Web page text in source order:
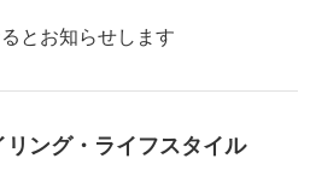
とお知らせします
リング・ライフスタイル